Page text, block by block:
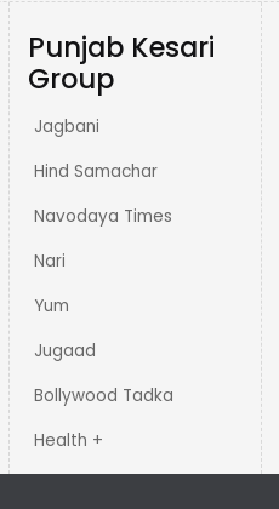
Punjab Kesari
Group
Jagbani
Hind Samachar
Navodaya Times
Nari
Yum
Jugaad
Bollywood Tadka
Health +